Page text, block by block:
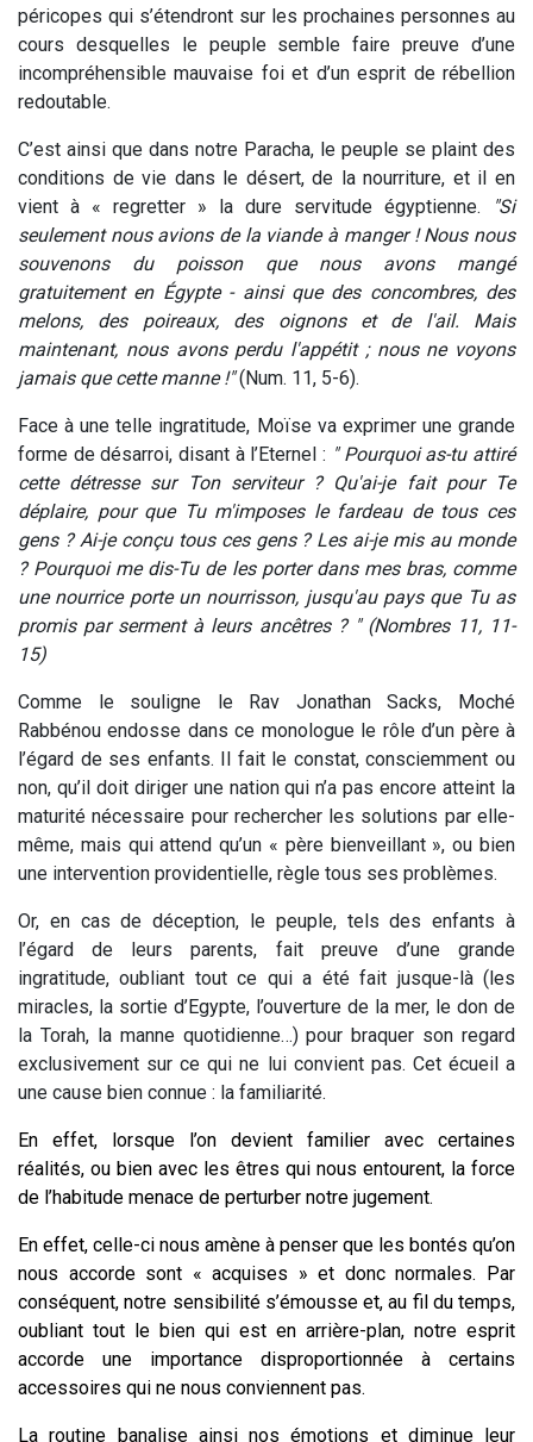
péricopes qui s’étendront sur les prochaines personnes au
cours desquelles le peuple semble faire preuve d’une
incompréhensible mauvaise foi et d’un esprit de rébellion
redoutable.
C’est ainsi que dans notre Paracha, le peuple se plaint des
conditions de vie dans le désert, de la nourriture, et il en
vient à « regretter » la dure servitude égyptienne. "Si
seulement nous avions de la viande à manger ! Nous nous
souvenons du poisson que nous avons mangé
gratuitement en Égypte - ainsi que des concombres, des
melons, des poireaux, des oignons et de l'ail. Mais
maintenant, nous avons perdu l'appétit ; nous ne voyons
jamais que cette manne !"(Num. 11, 5-6).
Face à une telle ingratitude, Moïse va exprimer une grande
forme de désarroi, disant à l’Eternel : " Pourquoi as-tu attiré
cette détresse sur Ton serviteur ? Qu'ai-je fait pour Te
déplaire, pour que Tu m'imposes le fardeau de tous ces
gens ? Ai-je conçu tous ces gens ? Les ai-je mis au monde
? Pourquoi me dis-Tu de les porter dans mes bras, comme
une nourrice porte un nourrisson, jusqu'au pays que Tu as
promis par serment à leurs ancêtres ? " (Nombres 11, 11-
15)
Comme le souligne le Rav Jonathan Sacks, Moché
Rabbénou endosse dans ce monologue le rôle d’un père à
l’égard de ses enfants. Il fait le constat, consciemment ou
non, qu’il doit diriger une nation qui n’a pas encore atteint la
maturité nécessaire pour rechercher les solutions par elle-
même, mais qui attend qu’un « père bienveillant », ou bien
une intervention providentielle, règle tous ses problèmes.
Or, en cas de déception, le peuple, tels des enfants à
l’égard de leurs parents, fait preuve d’une grande
ingratitude, oubliant tout ce qui a été fait jusque-là (les
miracles, la sortie d’Egypte, l’ouverture de la mer, le don de
la Torah, la manne quotidienne…) pour braquer son regard
exclusivement sur ce qui ne lui convient pas. Cet écueil a
une cause bien connue : la familiarité.
En effet, lorsque l’on devient familier avec certaines
réalités, ou bien avec les êtres qui nous entourent, la force
de l’habitude menace de perturber notre jugement.
En effet, celle-ci nous amène à penser que les bontés qu’on
nous accorde sont « acquises » et donc normales. Par
conséquent, notre sensibilité s’émousse et, au fil du temps,
oubliant tout le bien qui est en arrière-plan, notre esprit
accorde une importance disproportionnée à certains
accessoires qui ne nous conviennent pas.
La routine banalise ainsi nos émotions et diminue leur